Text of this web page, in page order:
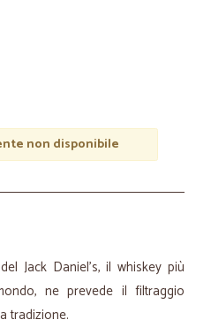
non disponibile
Jack Daniel's, il whiskey più
ne prevede il filtraggio
tradizione.